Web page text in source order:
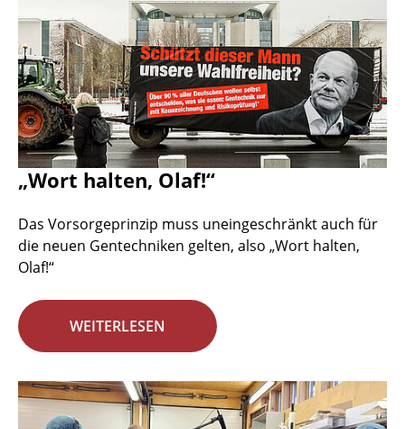
„Wort halten, Olaf!“
Das Vorsorgeprinzip muss uneingeschränkt auch für
die neuen Gentechniken gelten, also „Wort halten,
Olaf!“
WEITERLESEN